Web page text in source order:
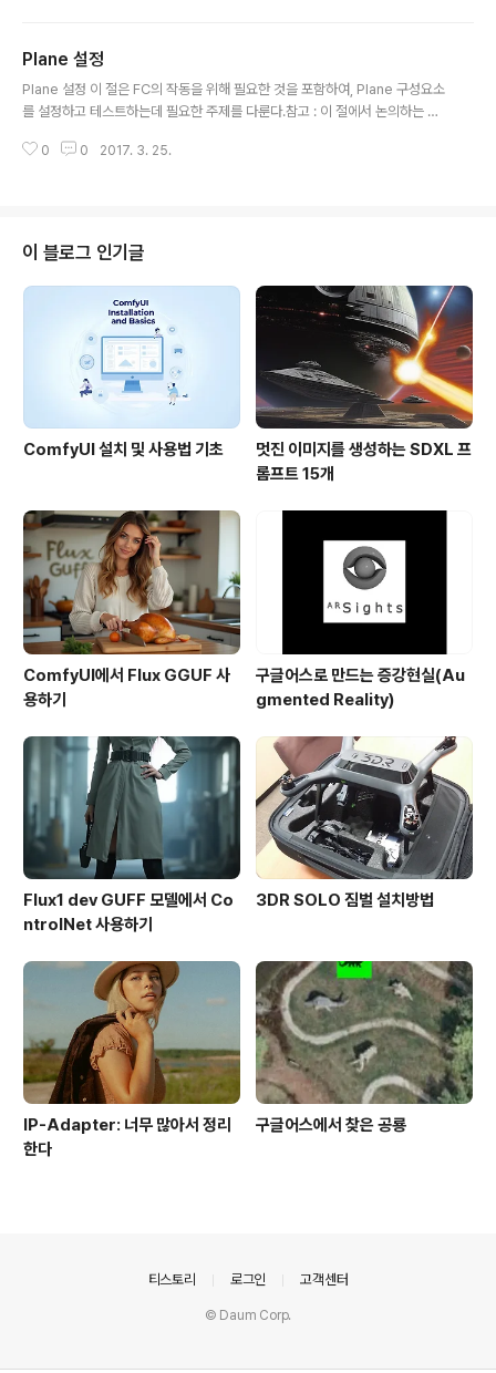
10; 미터웨더베이닝바람이 없는 날에는 사용하지 말 것바람이 있는 날의 경우,
Q_WVANE_GAIN = 0.1 ; 0.4가 되면 진동함Q_WVANE_MINROLL = 5 ;
최소각..
Plane 설정
Plane 설정 이 절은 FC의 작동을 위해 필요한 것을 포함하여, Plane 구성요소
를 설정하고 테스트하는데 필요한 주제를 다룬다.참고 : 이 절에서 논의하는 구
라 짐벌, 안테나 추적기 등의 선택 하드웨어 구성이 필요할 수 있다. 필수 하드웨
ane-configuration-landing-page.html다음글 : http://www.int..
0 0 2017. 3. 25.
이 블로그 인기글
ComfyUI 설치 및 사용법 기초
멋진 이미지를 생성하는 SDXL 프
롬프트 15개
ComfyUI에서 Flux GGUF 사
용하기
구글어스로 만드는 증강현실(Au
gmented Reality)
Flux1 dev GUFF 모델에서 Co
ntrolNet 사용하기
3DR SOLO 짐벌 설치방법
IP-Adapter: 너무 많아서 정리
한다
구글어스에서 찾은 공룡
티스토리 로그인 고객센터
© Daum Corp.